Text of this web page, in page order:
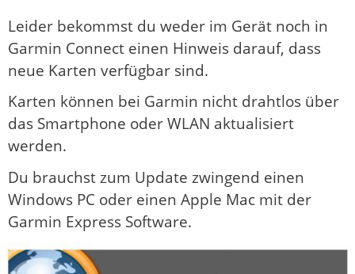
Leider bekommst du weder im Gerät noch in
Garmin Connect einen Hinweis darauf, dass
neue Karten verfügbar sind.
Karten können bei Garmin nicht drahtlos über
das Smartphone oder WLAN aktualisiert
werden.
Du brauchst zum Update zwingend einen
Windows PC oder einen Apple Mac mit der
Garmin Express Software.